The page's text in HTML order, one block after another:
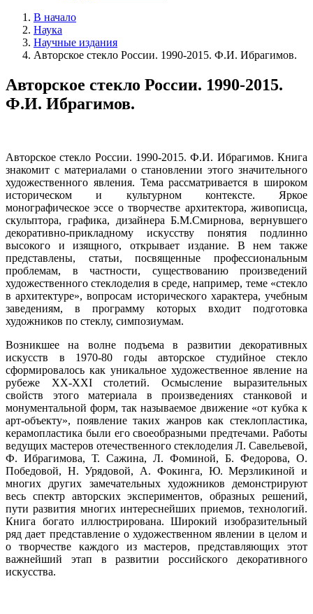
В начало
Наука
Научные издания
Авторское стекло России. 1990-2015. Ф.И. Ибрагимов.
Авторское стекло России. 1990-2015.
Ф.И. Ибрагимов.
Авторское стекло России. 1990-2015. Ф.И. Ибрагимов. Книга
знакомит с материалами о становлении этого значительного
художественного явления. Тема рассматривается в широком
историческом и культурном контексте. Яркое
монографическое эссе о творчестве архитектора, живописца,
скульптора, графика, дизайнера Б.М.Смирнова, вернувшего
декоративно-прикладному искусству понятия подлинно
высокого и изящного, открывает издание. В нем также
представлены, статьи, посвященные профессиональным
проблемам, в частности, существованию произведений
художественного стеклоделия в среде, например, теме «стекло
в архитектуре», вопросам исторического характера, учебным
заведениям, в программу которых входит подготовка
художников по стеклу, симпозиумам.
Возникшее на волне подъема в развитии декоративных
искусств в 1970-80 годы авторское студийное стекло
сформировалось как уникальное художественное явление на
рубеже XX-XXI столетий. Осмысление выразительных
свойств этого материала в произведениях станковой и
монументальной форм, так называемое движение «от кубка к
арт-объекту», появление таких жанров как стеклопластика,
керамопластика были его своеобразными предтечами. Работы
ведущих мастеров отечественного стеклоделия Л. Савельевой,
Ф. Ибрагимова, Т. Сажина, Л. Фоминой, Б. Федорова, О.
Победовой, Н. Урядовой, А. Фокинга, Ю. Мерзликиной и
многих других замечательных художников демонстрируют
весь спектр авторских экспериментов, образных решений,
пути развития многих интереснейших приемов, технологий.
Книга богато иллюстрирована. Широкий изобразительный
ряд дает представление о художественном явлении в целом и
о творчестве каждого из мастеров, представляющих этот
важнейший этап в развитии российского декоративного
искусства.